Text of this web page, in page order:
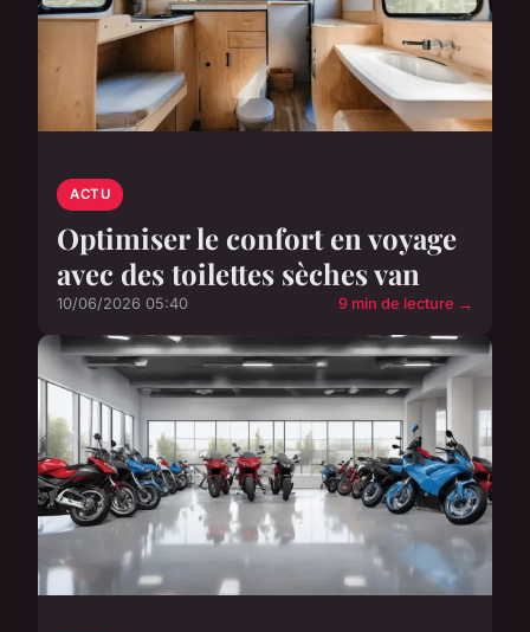
ACTU
Optimiser le confort en voyage
avec des toilettes sèches van
10/06/2026 05:40 9 min de lecture →